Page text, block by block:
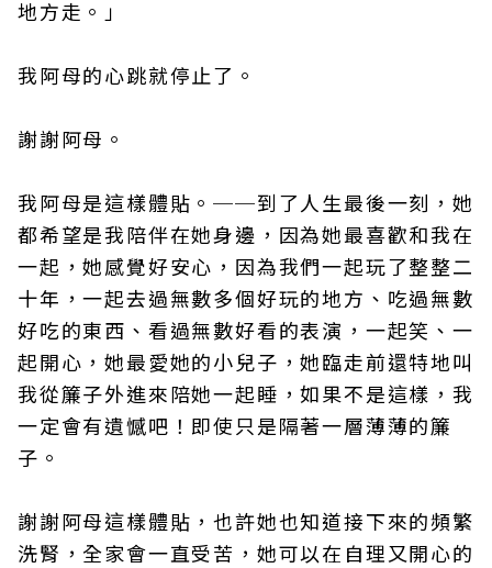
地方走。」
我阿母的心跳就停止了。
謝謝阿母。
我阿母是這樣體貼。──到了人生最後一刻，她
都希望是我陪伴在她身邊，因為她最喜歡和我在
一起，她感覺好安心，因為我們一起玩了整整二
十年，一起去過無數多個好玩的地方、吃過無數
好吃的東西、看過無數好看的表演，一起笑、一
起開心，她最愛她的小兒子，她臨走前還特地叫
我從簾子外進來陪她一起睡，如果不是這樣，我
一定會有遺憾吧！即使只是隔著一層薄薄的簾
子。
謝謝阿母這樣體貼，也許她也知道接下來的頻繁
洗腎，全家會一直受苦，她可以在自理又開心的